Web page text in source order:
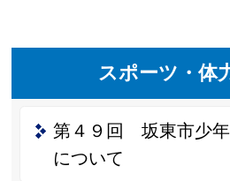
スポーツ・体
第４９回 坂東市少
について